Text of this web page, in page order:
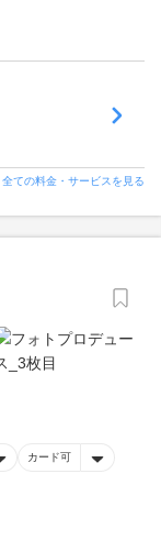
全ての料金・サービスを見る
カード可